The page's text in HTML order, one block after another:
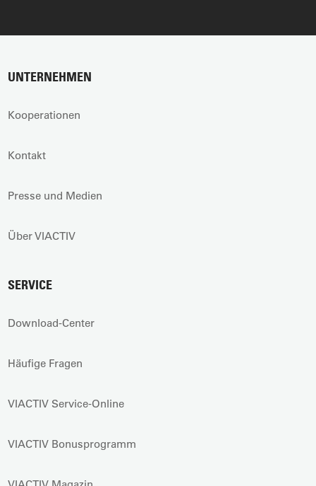
UNTERNEHMEN
Kooperationen
Kontakt
Presse und Medien
Über VIACTIV
SERVICE
Download-Center
Häufige Fragen
VIACTIV Service-Online
VIACTIV Bonusprogramm